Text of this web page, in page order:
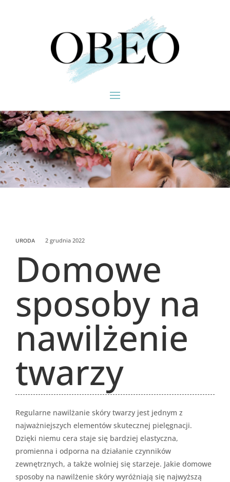
URODA 2 grudnia 2022
Domowe
sposoby na
nawilżenie
twarzy
Regularne nawilżanie skóry twarzy jest jednym z
najważniejszych elementów skutecznej pielęgnacji.
Dzięki niemu cera staje się bardziej elastyczna,
promienna i odporna na działanie czynników
zewnętrznych, a także wolniej się starzeje. Jakie domowe
sposoby na nawilżenie skóry wyróżniają się najwyższą